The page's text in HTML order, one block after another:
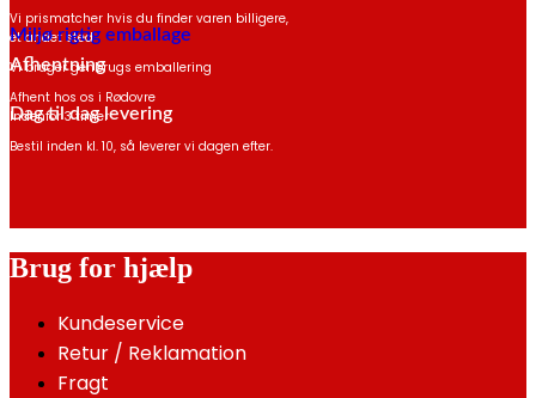
Vi prismatcher hvis du finder varen billigere,
et andet sted
Miljø rigtig emballage
Vi bruger genbrugs emballering
Afhentning
Afhent hos os i Rødovre
Indenfor 3 timer
Dag til dag levering
Bestil inden kl. 10, så leverer vi dagen efter.
Brug for hjælp
Kundeservice
Retur / Reklamation
Fragt